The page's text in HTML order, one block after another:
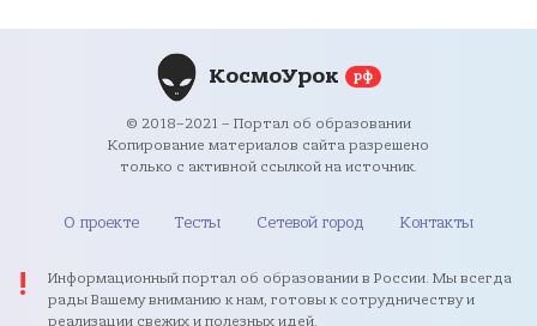
КосмоУрок рф
© 2018–2021 – Портал об образовании
Копирование материалов сайта разрешено
только с активной ссылкой на источник.
О проекте Тесты Сетевой город Контакты
Информационный портал об образовании в России. Мы всегда
рады Вашему вниманию к нам, готовы к сотрудничеству и
реализации свежих и полезных идей.